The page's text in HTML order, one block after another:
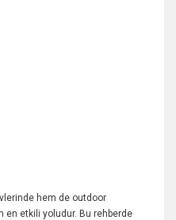
hem de outdoor
en etkili yoludur. Bu rehberde